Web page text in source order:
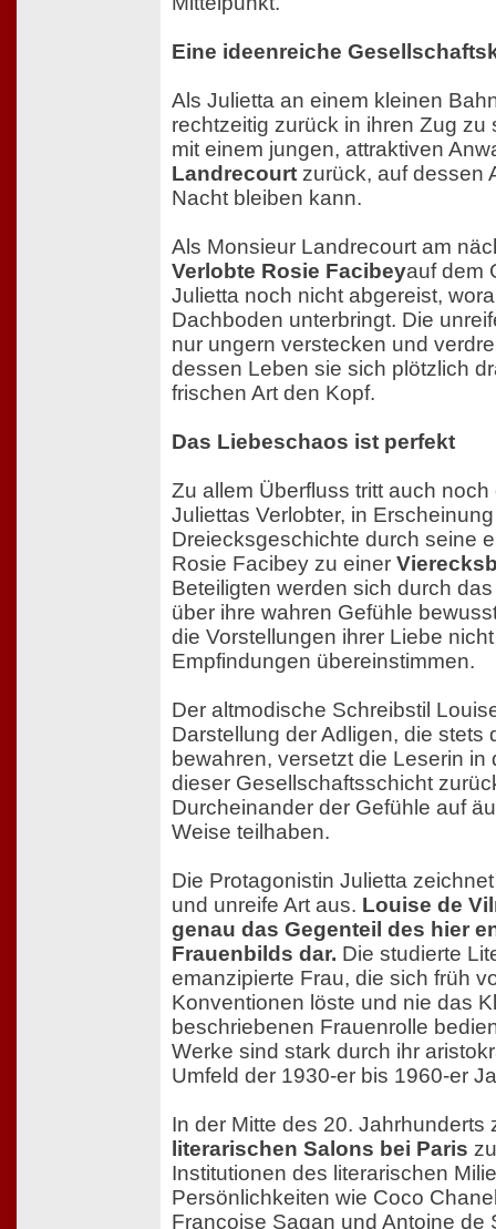
Eine ideenreiche
Als Julietta an einem kleinen
rechtzeitig zurück in ihren Zug zu
mit einem jungen, attraktiven
Landrecourt zurück, auf dessen
Nacht bleiben kann.
Als Monsieur Landrecourt am
Verlobte Rosie Facibeyauf dem
Julietta noch nicht abgereist,
Dachboden unterbringt. Die
nur ungern verstecken und
dessen Leben sie sich plötzlich
frischen Art den Kopf.
Das Liebeschaos ist perfekt
Zu allem Überfluss tritt auch
Juliettas Verlobter, in
Dreiecksgeschichte durch seine
Rosie Facibey zu einer
Beteiligten werden sich durch
über ihre wahren Gefühle
die Vorstellungen ihrer Liebe
Empfindungen übereinstimmen.
Der altmodische Schreibstil
Darstellung der Adligen, die stets
bewahren, versetzt die Leserin in
dieser Gesellschaftsschicht
Durcheinander der Gefühle auf
Weise teilhaben.
Die Protagonistin Julietta
und unreife Art aus. Louise de
genau das Gegenteil des hier
Frauenbilds dar. Die studierte
emanzipierte Frau, die sich früh
Konventionen löste und nie das
beschriebenen Frauenrolle
Werke sind stark durch ihr
Umfeld der 1930-er bis 1960-er
In der Mitte des 20. Jahrhunderts
literarischen Salons bei Paris
Institutionen des literarischen
Persönlichkeiten wie Coco
Françoise Sagan und Antoine de